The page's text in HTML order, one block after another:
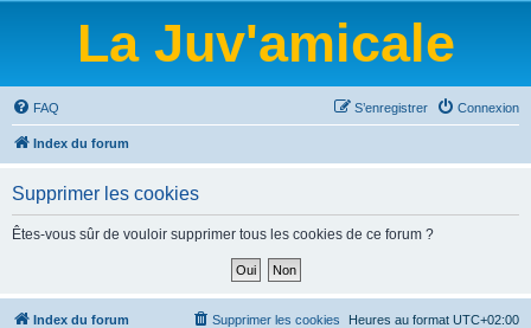
La Juv'amicale
FAQ Connexion
S’enregistrer
Index du forum
Supprimer les cookies
Êtes-vous sûr de vouloir supprimer tous les cookies de ce forum ?
Index du forum Heures au format UTC+02:00
Supprimer les cookies